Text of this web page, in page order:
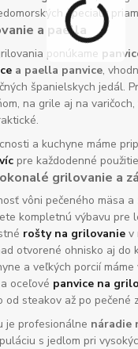
špecialít
a paella
ponúkame
a paella panvice,
španielskych jedál.
na grile aj na varičoch,
a kuchyne máme
pre každodenné
grilovanie a
vôni pečeného mäsa a
kompletnú výbavu pre
rošty na grilovanie v
otvorené ohnisko aj do
a veľkých porcií
a oceľové panvice na
od steakov až po pečené
je profesionálne náradie
s jedlom pri